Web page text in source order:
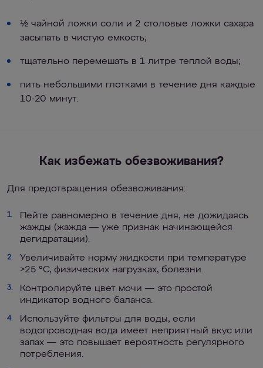
½ чайной ложки соли и 2 столовые ложки сахара
засыпать в чистую емкость;
тщательно перемешать в 1 литре теплой воды;
пить небольшими глотками в течение дня каждые
10-20 минут.
Как избежать обезвоживания?
Для предотвращения обезвоживания:
1.
Пейте равномерно в течение дня, не дожидаясь
жажды (жажда — уже признак начинающейся
дегидратации).
2.
Увеличивайте норму жидкости при температуре
>25 °C, физических нагрузках, болезни.
3.
Контролируйте цвет мочи — это простой
индикатор водного баланса.
4.
Используйте фильтры для воды, если
водопроводная вода имеет неприятный вкус или
запах — это повышает вероятность регулярного
потребления.